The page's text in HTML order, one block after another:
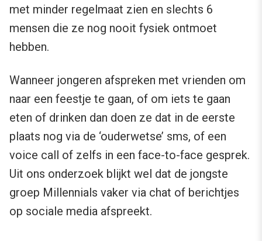
met minder regelmaat zien en slechts 6
mensen die ze nog nooit fysiek ontmoet
hebben.
Wanneer jongeren afspreken met vrienden om
naar een feestje te gaan, of om iets te gaan
eten of drinken dan doen ze dat in de eerste
plaats nog via de ‘ouderwetse’ sms, of een
voice call of zelfs in een face-to-face gesprek.
Uit ons onderzoek blijkt wel dat de jongste
groep Millennials vaker via chat of berichtjes
op sociale media afspreekt.